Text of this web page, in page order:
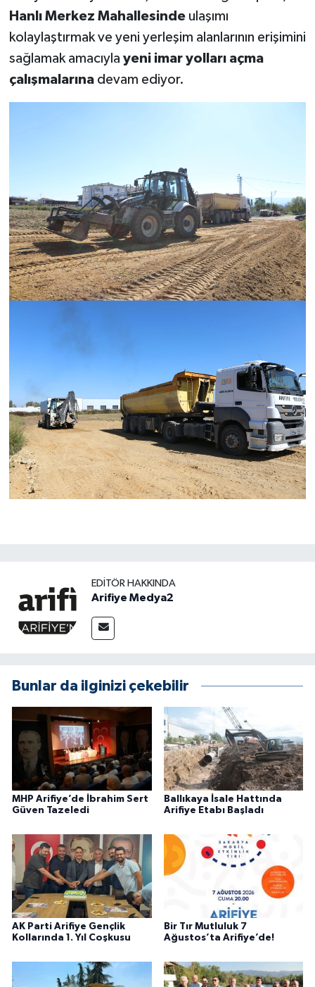
Hanlı Merkez Mahallesindeulaşımı
kolaylaştırmak ve yeni yerleşim alanlarının erişimini
sağlamak amacıyla yeni imar yolları açma
çalışmalarınadevam ediyor.
EDITÖR HAKKINDA
Arifiye Medya2
Bunlar da ilginizi çekebilir
MHP Arifiye’de İbrahim Sert
Güven Tazeledi
Ballıkaya İsale Hattında
Arifiye Etabı Başladı
AK Parti Arifiye Gençlik
Kollarında 1. Yıl Coşkusu
Bir Tır Mutluluk 7
Ağustos’ta Arifiye’de!